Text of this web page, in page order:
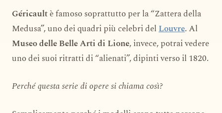
Géricaultè famoso soprattutto per la “Zattera della
Medusa”, uno dei quadri più celebri delLouvre. Al
Museo delle Belle Arti di Lione, invece, potrai vedere
uno dei suoi ritratti di “alienati”, dipinti verso il 1820.
Perché questa serie di opere si chiama così?